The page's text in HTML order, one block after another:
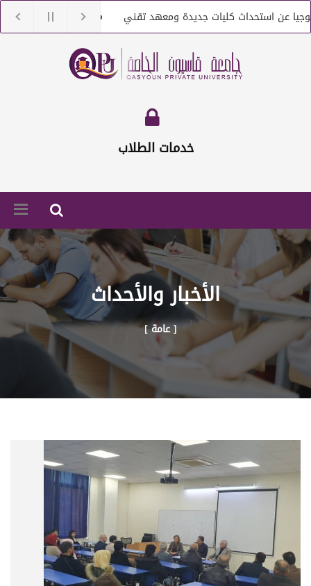
استحداث كليات جديدة ومعهد تقني
جامعة قاسيون تنعى
مع أعضاء هيئة تعليمية من حملة الماجستير والدكتوراه
خدمات الطلاب
الأخبار والأحداث
[ عامة ]